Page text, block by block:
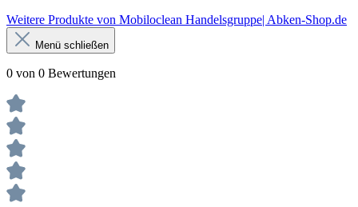
Weitere Produkte von Mobiloclean Handelsgruppe| Abken-Shop.de
Menü schließen
0 von 0 Bewertungen